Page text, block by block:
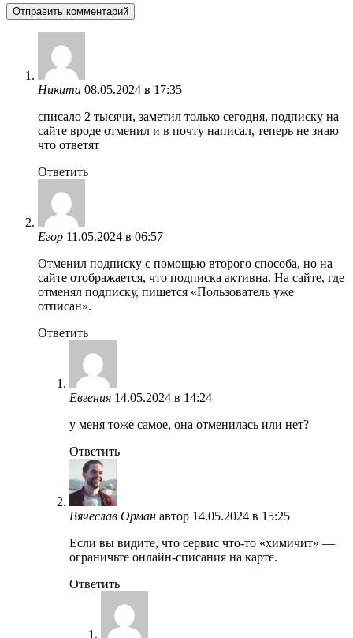
Никита 08.05.2024 в 17:35
списало 2 тысячи, заметил только сегодня, подписку на
сайте вроде отменил и в почту написал, теперь не знаю
что ответят
Ответить
Егор 11.05.2024 в 06:57
Отменил подписку с помощью второго способа, но на
сайте отображается, что подписка активна. На сайте, где
отменял подписку, пишется «Пользователь уже
отписан».
Ответить
Евгения 14.05.2024 в 14:24
у меня тоже самое, она отменилась или нет?
Ответить
Вячеслав Орман автор 14.05.2024 в 15:25
Если вы видите, что сервис что-то «химичит» —
ограничьте онлайн-списания на карте.
Ответить